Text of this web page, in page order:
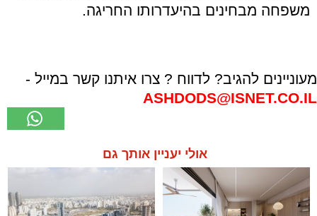
משפחה מבחינים בהיעדרותו החריגה.
מעוניינים להגיב? לדווח ? צרו איתנו קשר במייל -
ASHDODS@ISNET.CO.IL
אולי יעניין אותך גם